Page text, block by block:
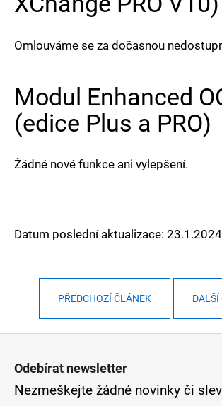
Omlouváme se za dočasnou
Modul Enhanced
(edice Plus a PRO)
Žádné nové funkce ani vylepšení.
Datum poslední aktualizace:
PŘEDCHOZÍ ČLÁNEK DALŠÍ
Odebírat newsletter
Nezmeškejte žádné novinky či